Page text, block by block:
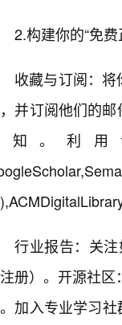
2.构建你的“免
收藏与订阅：
并订阅他们的
知。利
行业报告：关
册）。开源社
加入专业学习